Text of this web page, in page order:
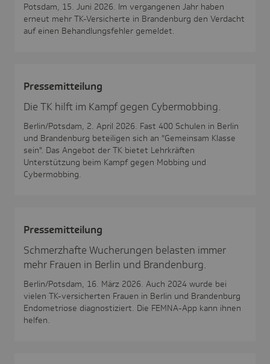
Potsdam, 15. Juni 2026. Im vergangenen Jahr haben
erneut mehr TK-Versicherte in Brandenburg den Verdacht
auf einen Behandlungsfehler gemeldet.
Pres­se­mit­tei­lung
Die TK hilft im Kampf gegen Cybermobbing.
Berlin/Potsdam, 2. April 2026. Fast 400 Schulen in Berlin
und Brandenburg beteiligen sich an "Gemeinsam Klasse
sein". Das Angebot der TK bietet Lehrkräften
Unterstützung beim Kampf gegen Mobbing und
Cybermobbing.
Pres­se­mit­tei­lung
Schmerzhafte Wucherungen belasten immer
mehr Frauen in Berlin und Brandenburg.
Berlin/Potsdam, 16. März 2026. Auch 2024 wurde bei
vielen TK-versicherten Frauen in Berlin und Brandenburg
Endometriose diagnostiziert. Die FEMNA-App kann ihnen
helfen.